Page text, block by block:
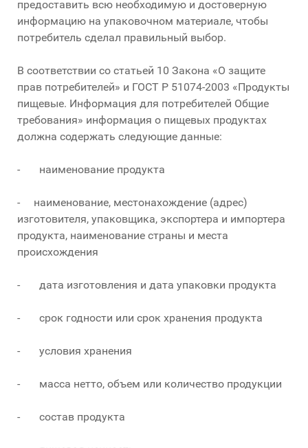
предоставить всю необходимую и достоверную
информацию на упаковочном материале, чтобы
потребитель сделал правильный выбор.
В соответствии со статьей 10 Закона «О защите
прав потребителей» и ГОСТ Р 51074-2003 «Продукты
пищевые. Информация для потребителей Общие
требования» информация о пищевых продуктах
должна содержать следующие данные:
- наименование продукта
- наименование, местонахождение (адрес)
изготовителя, упаковщика, экспортера и импортера
продукта, наименование страны и места
происхождения
- дата изготовления и дата упаковки продукта
- срок годности или срок хранения продукта
- условия хранения
- масса нетто, объем или количество продукции
- состав продукта